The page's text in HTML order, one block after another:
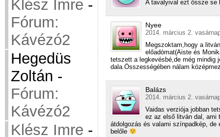
Klész Imre -
Fórum:
Kávézó2
Hegedüs
Zoltán -
Fórum:
Kávézó2
Klész Imre -
A tavalyival ezt össze se
Nyee
2014. március 2.
Megszoktam,hogy a
előadómat(Aiste és
tetszett a legkevésbé,de még mindig
dala.Összességében nálam
Balázs
2014. március 2.
Vaidas verziója jobban
ez az első litván dal, ami
átdolgozás és valami színpadkép, de
belőle